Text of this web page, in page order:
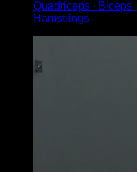
Quadriceps ∙ Biceps
Hamstrings